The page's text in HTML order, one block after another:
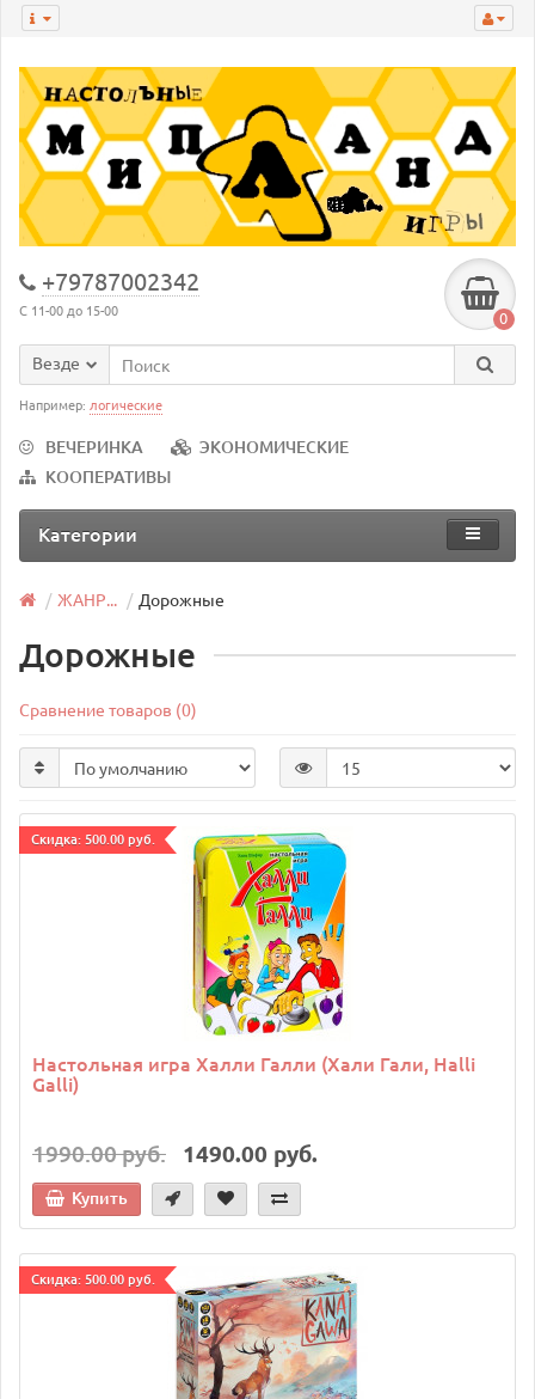
+79787002342
С 11-00 до 15-00 0
Везде
Например: логические
ВЕЧЕРИНКА
ЭКОНОМИЧЕСКИЕ
КООПЕРАТИВЫ
Категории
ЖАНР... Дорожные
Дорожные
Сравнение товаров (0)
Cкидка: 500.00 руб.
Настольная игра Халли Галли (Хали Гали, Halli
Galli)
1990.00 руб. 1490.00 руб.
Купить
Cкидка: 500.00 руб.